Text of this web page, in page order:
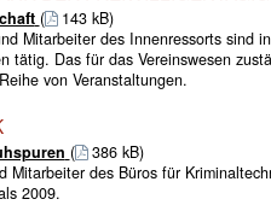
(
143 kB)
Mitarbeiter des Innenressorts sind
tätig. Das für das Vereinswesen
von Veranstaltungen.
(
386 kB)
Mitarbeiter des Büros für
2009.